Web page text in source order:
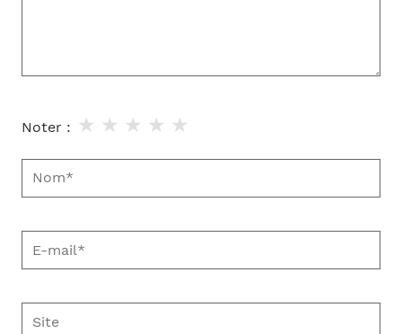
Noter : ★
★
★
★
★
Nom*
E-
mail*
Site